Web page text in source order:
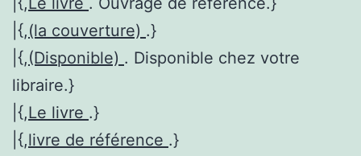
|{,(la couverture) .}
|{,(Disponible) . Disponible chez votre
libraire.}
|{,Le livre .}
|{,livre de référence .}